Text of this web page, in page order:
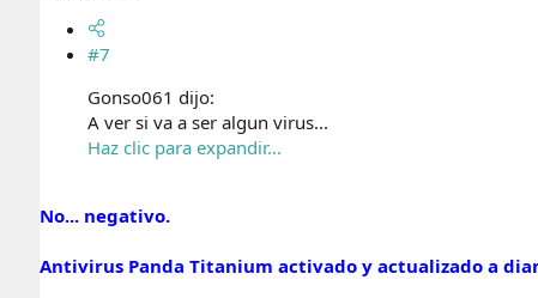
#7
Gonso061 dijo:
A ver si va a ser algun virus...
Haz clic para expandir...
No... negativo.
Antivirus Panda Titanium activado y actualizado a